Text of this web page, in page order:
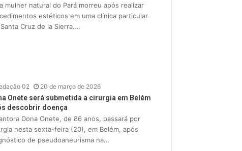
mulher natural do Pará morreu após realizar
estéticos em uma clínica particular
Cruz de la Sierra.…
02 20 de março de 2026
Onete será submetida a cirurgia em Belém
descobrir doença
Dona Onete, de 86 anos, passará por
nesta sexta-feira (20), em Belém, após
de pseudoaneurisma na…